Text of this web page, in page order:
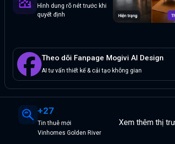
Hình dung rõ nét trước khi
quyết định
Theo dõi Fanpage Mogivi AI Design
AI tư vấn thiết kế & cải tạo không gian
+27
Tinthuêmới
Vinhomes Golden River
Xem thêm thị